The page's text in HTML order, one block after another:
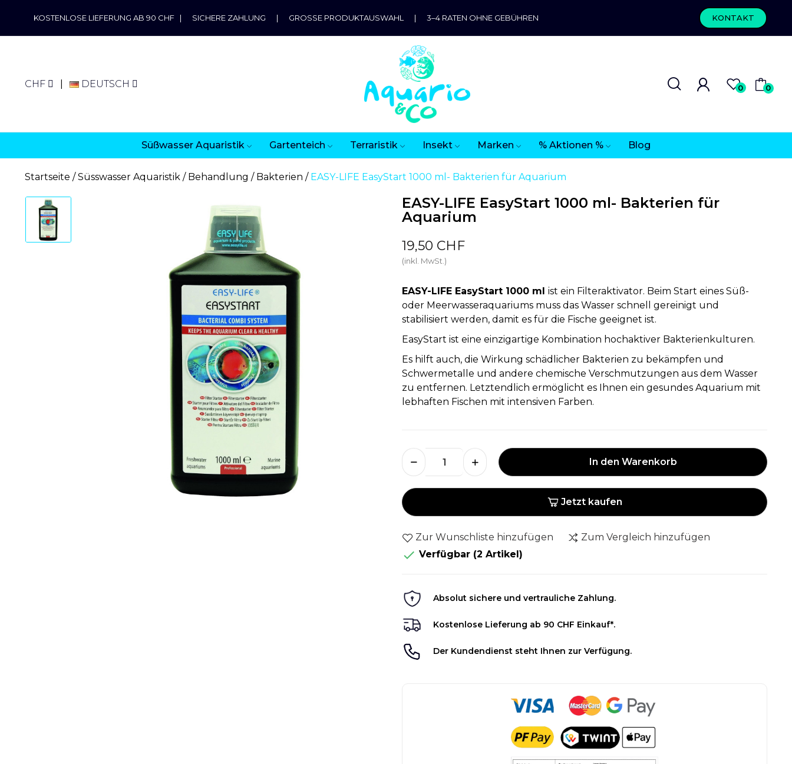
KOSTENLOSE LIEFERUNG AB 90 CHF | SICHERE ZAHLUNG | GROSSE PRODUKTAUSWAHL | 3–4 RATEN OHNE GEBÜHREN KONTAKT
CHF DEUTSCH 0 0
Süßwasser Aquaristik Gartenteich Terraristik Insekt Marken % Aktionen % Blog
Startseite Süsswasser Aquaristik Behandlung Bakterien EASY-LIFE EasyStart 1000 ml- Bakterien für Aquarium
EASY-LIFE EasyStart 1000 ml- Bakterien für
Aquarium
19,50 CHF
(inkl. MwSt.)
EASY-LIFE EasyStart 1000 ml ist ein Filteraktivator. Beim Start eines Süß-
oder Meerwasseraquariums muss das Wasser schnell gereinigt und
stabilisiert werden, damit es für die Fische geeignet ist.
EasyStart ist eine einzigartige Kombination hochaktiver Bakterienkulturen.
Es hilft auch, die Wirkung schädlicher Bakterien zu bekämpfen und
Schwermetalle und andere chemische Verschmutzungen aus dem Wasser
zu entfernen. Letztendlich ermöglicht es Ihnen ein gesundes Aquarium mit
lebhaften Fischen mit intensiven Farben.
In den Warenkorb
Jetzt kaufen
Zur Wunschliste hinzufügen Zum Vergleich hinzufügen
 Verfügbar (2 Artikel)
Absolut sichere und vertrauliche Zahlung.
Kostenlose Lieferung ab 90 CHF Einkauf*.
Der Kundendienst steht Ihnen zur Verfügung.